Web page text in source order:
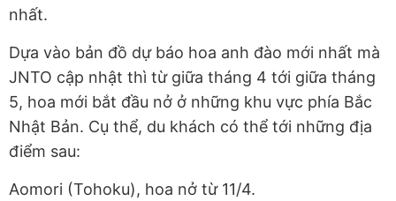
nhất.
Dựa vào bản đồ dự báo hoa anh đào mới nhất mà
JNTO cập nhật thì từ giữa tháng 4 tới giữa tháng
5, hoa mới bắt đầu nở ở những khu vực phía Bắc
Nhật Bản. Cụ thể, du khách có thể tới những địa
điểm sau:
Aomori (Tohoku), hoa nở từ 11/4.